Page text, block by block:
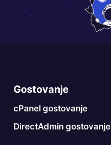
Gostovanje
cPanel gostovanje
DirectAdmin gostovanje